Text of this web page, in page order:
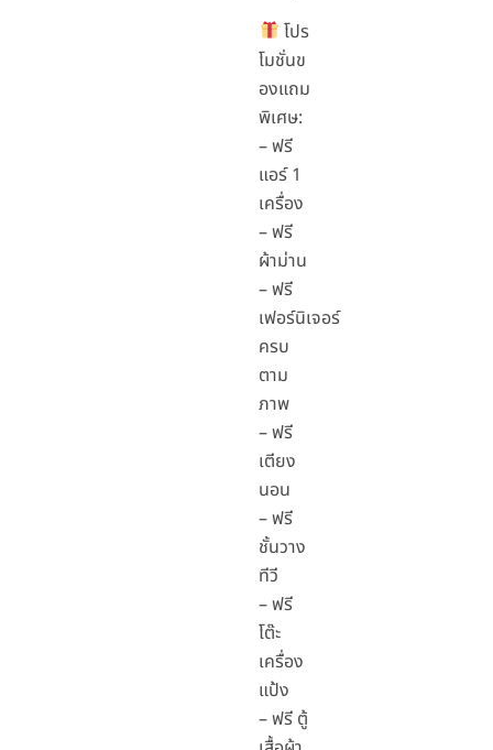
โปร
โมชั่นข
องแถม
พิเศษ:
– ฟรี
แอร์ 1
เครื่อง
– ฟรี
ผ้าม่าน
– ฟรี
เฟอร์นิเจอร์
ครบ
ตาม
ภาพ
– ฟรี
เตียง
นอน
– ฟรี
ชั้นวาง
ทีวี
– ฟรี
โต๊ะ
เครื่อง
แป้ง
– ฟรี ตู้